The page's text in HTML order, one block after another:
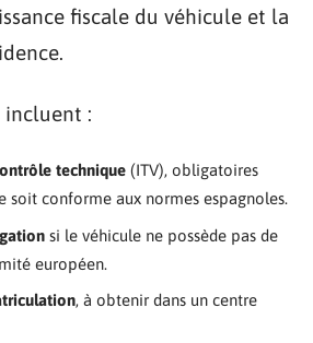
fiscale du véhicule et la
incluent :
technique (ITV), obligatoires
soit conforme aux normes espagnoles.
si le véhicule ne possède pas de
européen.
, à obtenir dans un centre